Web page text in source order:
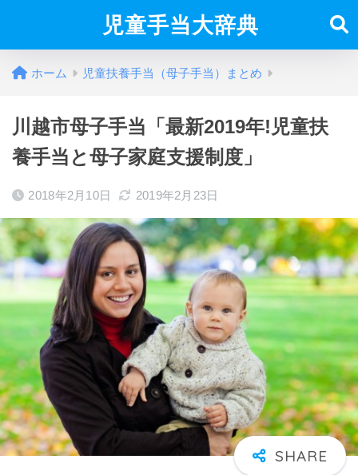
児童手当大辞典
ホーム 児童扶養手当（母子手当）まとめ
川越市母子手当「最新2019年!児童扶
養手当と母子家庭支援制度」
2018年2月10日 2019年2月23日